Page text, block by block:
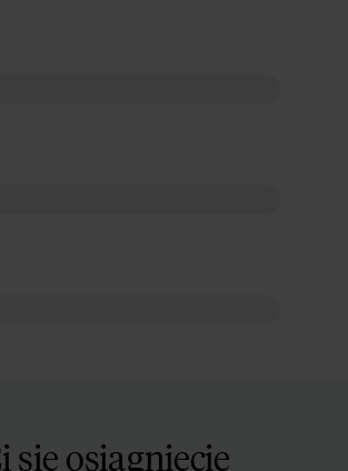
się osiągnięcie